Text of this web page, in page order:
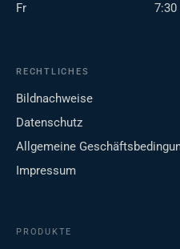
Fr 7:30
RECHTLICHES
Bildnachweise
Datenschutz
Allgemeine
Impressum
PRODUKTE